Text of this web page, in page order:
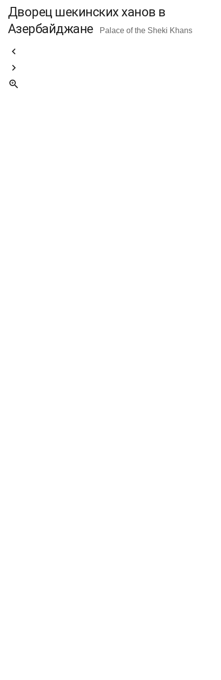
Дворец шекинских ханов в
Азербайджане
Palace of the Sheki Khans


